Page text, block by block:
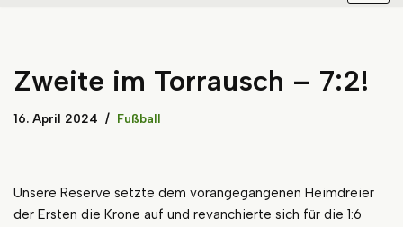
Zweite im Torrausch – 7:2!
16. April 2024 Fußball
Unsere Reserve setzte dem vorangegangenen Heimdreier
der Ersten die Krone auf und revanchierte sich für die 1:6